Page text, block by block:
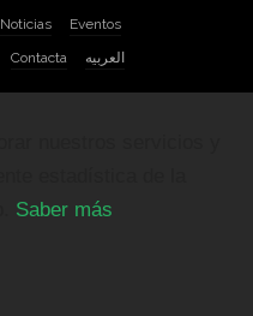
Noticias
Eventos
Contacta العربيه
Saber más